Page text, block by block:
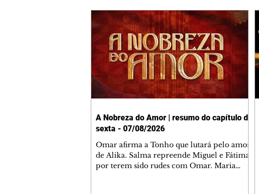
A Nobreza do Amor | resumo do capítulo de
sexta - 07/08/2026
Omar afirma a Tonho que lutará pelo amor
de Alika. Salma repreende Miguel e Fátima
por terem sido rudes com Omar. Maria